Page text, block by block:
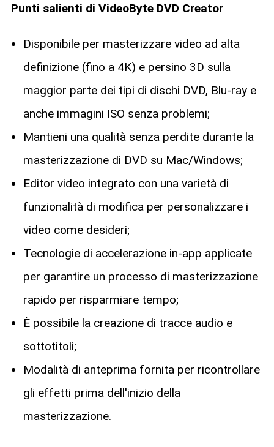
Punti salienti di VideoByte DVD Creator
Disponibile per masterizzare video ad alta
definizione (fino a 4K) e persino 3D sulla
maggior parte dei tipi di dischi DVD, Blu-ray e
anche immagini ISO senza problemi;
Mantieni una qualità senza perdite durante la
masterizzazione di DVD su Mac/Windows;
Editor video integrato con una varietà di
funzionalità di modifica per personalizzare i
video come desideri;
Tecnologie di accelerazione in-app applicate
per garantire un processo di masterizzazione
rapido per risparmiare tempo;
È possibile la creazione di tracce audio e
sottotitoli;
Modalità di anteprima fornita per ricontrollare
gli effetti prima dell'inizio della
masterizzazione.